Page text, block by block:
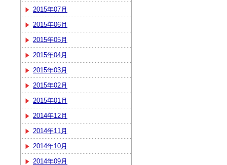
2015年07月
2015年06月
2015年05月
2015年04月
2015年03月
2015年02月
2015年01月
2014年12月
2014年11月
2014年10月
2014年09月